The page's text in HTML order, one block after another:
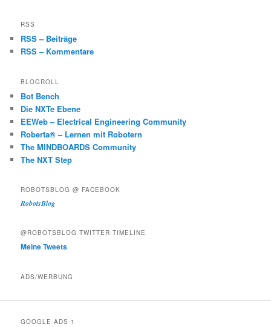
RSS
RSS – Beiträge
RSS – Kommentare
BLOGROLL
Bot Bench
Die NXTe Ebene
EEWeb – Electrical Engineering Community
Roberta® – Lernen mit Robotern
The MINDBOARDS Community
The NXT Step
ROBOTSBLOG @ FACEBOOK
RobotsBlog
@ROBOTSBLOG TWITTER TIMELINE
Meine Tweets
ADS/WERBUNG
GOOGLE ADS 1